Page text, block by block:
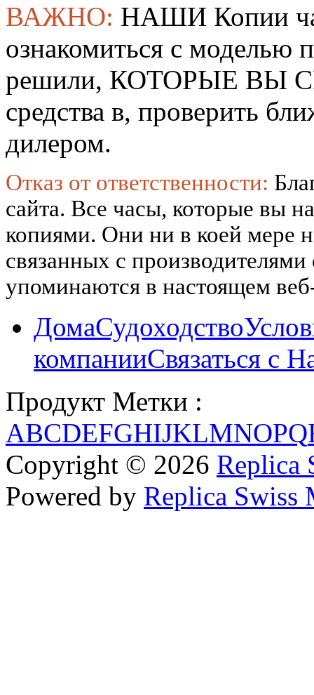
ВАЖНО: НАШИ Копии
ознакомиться с
решили, КОТОРЫЕ ВЫ
средства в, проверить
дилером.
Отказ от ответственности:
сайта. Все часы, которые вы
копиями. Они ни в коей мере
связанных с
упоминаются в настоящем
ДомаСудоходство
компанииСвязаться с
Продукт Метки :
ABCDEFGHIJKLMNOPQ
Copyright © 2026 Replica
Powered by Replica Swiss